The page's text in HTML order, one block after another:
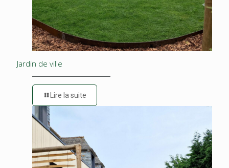
Jardin de ville
Lire la suite